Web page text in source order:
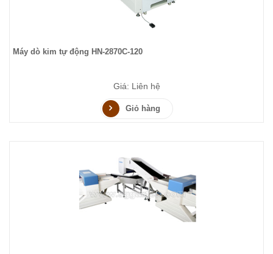
Máy dò kim tự động HN-2870C-120
Giá: Liên hệ
Giỏ hàng